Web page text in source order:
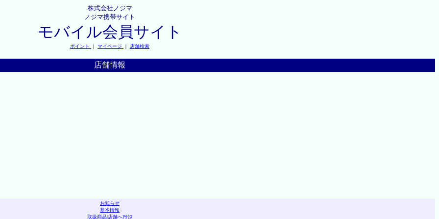
株式会社ノジマ
ノジマ携帯サイト
モバイル会員サイト
ポイント ｜ マイページ ｜ 店舗検索
店舗情報
お知らせ
基本情報
取扱商品|店舗へｱｸｾｽ